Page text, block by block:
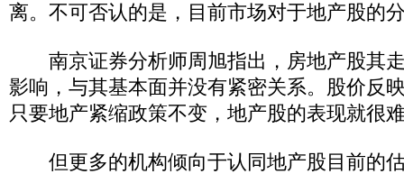
离。不可否认的是，目前市场对于地产股的
南京证券分析师周旭指出，房地产股其
影响，与其基本面并没有紧密关系。股价反
只要地产紧缩政策不变，地产股的表现就很
但更多的机构倾向于认同地产股目前的